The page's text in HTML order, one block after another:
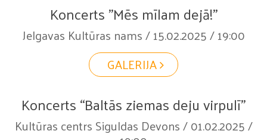
Koncerts "Mēs mīlam dejā!"
Jelgavas Kultūras nams / 15.02.2025 / 19:00
GALERIJA
Koncerts “Baltās ziemas deju virpulī”
Kultūras centrs Siguldas Devons / 01.02.2025 /